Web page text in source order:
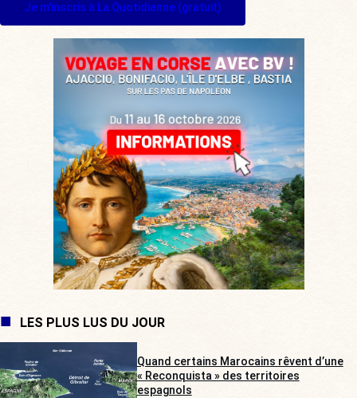
Je m'inscris à La Quotidienne (gratuit)
LES PLUS LUS DU JOUR
Quand certains Marocains rêvent d’une
« Reconquista » des territoires
espagnols